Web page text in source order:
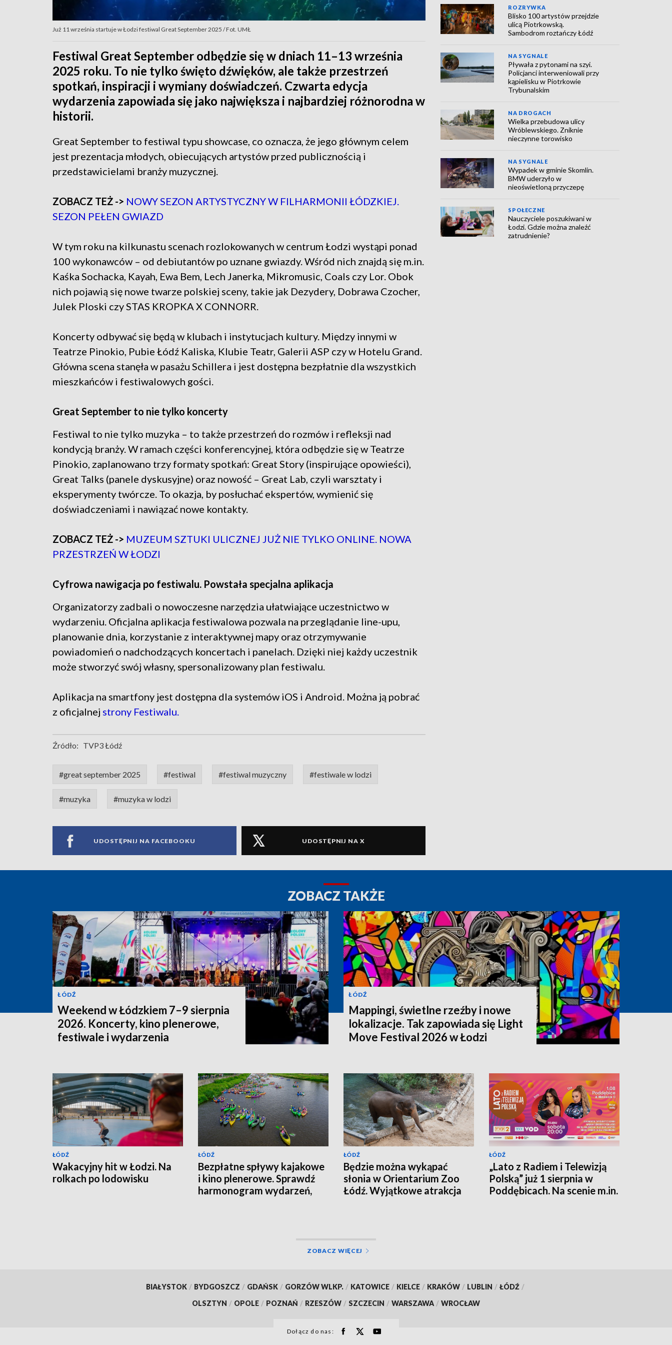
Już 11 września startuje w Łodzi festiwal Great September 2025 / Fot. UMŁ
Festiwal Great September odbędzie się w dniach 11–13 września
2025 roku. To nie tylko święto dźwięków, ale także przestrzeń
spotkań, inspiracji i wymiany doświadczeń. Czwarta edycja
wydarzenia zapowiada się jako największa i najbardziej różnorodna w
historii.
Great September to festiwal typu showcase, co oznacza, że jego głównym celem
jest prezentacja młodych, obiecujących artystów przed publicznością i
przedstawicielami branży muzycznej.
ZOBACZ TEŻ -> NOWY SEZON ARTYSTYCZNY W FILHARMONII ŁÓDZKIEJ.
SEZON PEŁEN GWIAZD
W tym roku na kilkunastu scenach rozlokowanych w centrum Łodzi wystąpi ponad
100 wykonawców – od debiutantów po uznane gwiazdy. Wśród nich znajdą się m.in.
Kaśka Sochacka, Kayah, Ewa Bem, Lech Janerka, Mikromusic, Coals czy Lor. Obok
nich pojawią się nowe twarze polskiej sceny, takie jak Dezydery, Dobrawa Czocher,
Julek Ploski czy STAS KROPKA X CONNORR.
Koncerty odbywać się będą w klubach i instytucjach kultury. Między innymi w
Teatrze Pinokio, Pubie Łódź Kaliska, Klubie Teatr, Galerii ASP czy w Hotelu Grand.
Główna scena stanęła w pasażu Schillera i jest dostępna bezpłatnie dla wszystkich
mieszkańców i festiwalowych gości.
Great September to nie tylko koncerty
Festiwal to nie tylko muzyka – to także przestrzeń do rozmów i refleksji nad
kondycją branży. W ramach części konferencyjnej, która odbędzie się w Teatrze
Pinokio, zaplanowano trzy formaty spotkań: Great Story (inspirujące opowieści),
Great Talks (panele dyskusyjne) oraz nowość – Great Lab, czyli warsztaty i
eksperymenty twórcze. To okazja, by posłuchać ekspertów, wymienić się
doświadczeniami i nawiązać nowe kontakty.
ZOBACZ TEŻ -> MUZEUM SZTUKI ULICZNEJ JUŻ NIE TYLKO ONLINE. NOWA
PRZESTRZEŃ W ŁODZI
Cyfrowa nawigacja po festiwalu. Powstała specjalna aplikacja
Organizatorzy zadbali o nowoczesne narzędzia ułatwiające uczestnictwo w
wydarzeniu. Oficjalna aplikacja festiwalowa pozwala na przeglądanie line-upu,
planowanie dnia, korzystanie z interaktywnej mapy oraz otrzymywanie
powiadomień o nadchodzących koncertach i panelach. Dzięki niej każdy uczestnik
może stworzyć swój własny, spersonalizowany plan festiwalu.
Aplikacja na smartfony jest dostępna dla systemów iOS i Android. Można ją pobrać
z oficjalnej strony Festiwalu.
Źródło: TVP3 Łódź
#great september 2025 #festiwal #festiwal muzyczny #festiwale w lodzi
#muzyka #muzyka w lodzi
UDOSTĘPNIJ NA FACEBOOKU UDOSTĘPNIJ NA X
ROZRYWKA
Blisko 100 artystów przejdzie
ulicą Piotrkowską.
Sambodrom roztańczy Łódź
NA SYGNALE
Pływała z pytonami na szyi.
Policjanci interweniowali przy
kąpielisku w Piotrkowie
Trybunalskim
NA DROGACH
Wielka przebudowa ulicy
Wróblewskiego. Zniknie
nieczynne torowisko
NA SYGNALE
Wypadek w gminie Skomlin.
BMW uderzyło w
nieoświetloną przyczepę
SPOŁECZNE
Nauczyciele poszukiwani w
Łodzi. Gdzie można znaleźć
zatrudnienie?
ZOBACZ TAKŻE
ŁÓDŹ
Weekend w Łódzkiem 7–9 sierpnia
2026. Koncerty, kino plenerowe,
festiwale i wydarzenia
ŁÓDŹ
Mappingi, świetlne rzeźby i nowe
lokalizacje. Tak zapowiada się Light
Move Festival 2026 w Łodzi
ŁÓDŹ
Wakacyjny hit w Łodzi. Na
rolkach po lodowisku
ŁÓDŹ
Bezpłatne spływy kajakowe
i kino plenerowe. Sprawdź
harmonogram wydarzeń,
ŁÓDŹ
Będzie można wykąpać
słonia w Orientarium Zoo
Łódź. Wyjątkowe atrakcja
ŁÓDŹ
„Lato z Radiem i Telewizją
Polską” już 1 sierpnia w
Poddębicach. Na scenie m.in.
ZOBACZ WIĘCEJ
BIAŁYSTOK / BYDGOSZCZ / GDAŃSK / GORZÓW WLKP. / KATOWICE / KIELCE / KRAKÓW / LUBLIN / ŁÓDŹ /
OLSZTYN / OPOLE / POZNAŃ / RZESZÓW / SZCZECIN / WARSZAWA / WROCŁAW
Dołącz do nas: